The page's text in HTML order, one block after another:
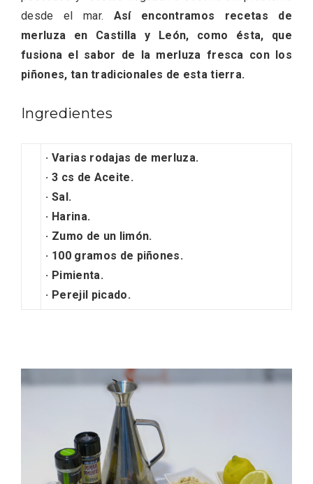
desde el mar. Así encontramos recetas de
merluza en Castilla y León, como ésta, que
fusiona el sabor de la merluza fresca con los
piñones, tan tradicionales de esta tierra.
Ingredientes
·Varias rodajas de merluza.
·3 cs de Aceite.
·Sal.
· Harina.
· Zumo de un limón.
· 100 gramos de piñones.
· Pimienta.
· Perejil picado.
Velay, una imagen renovada para el
vermouth de Valladolid